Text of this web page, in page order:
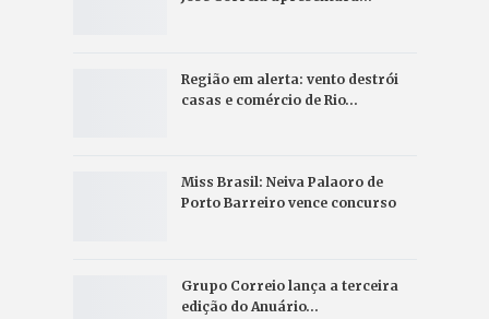
Região em alerta: vento destrói
casas e comércio de Rio…
Miss Brasil: Neiva Palaoro de
Porto Barreiro vence concurso
Grupo Correio lança a terceira
edição do Anuário…